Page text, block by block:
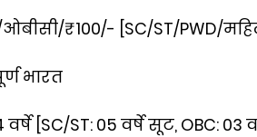
₹100/- [SC/ST/PWD/
भारत
वर्षे [SC/ST: 05 वर्षे सूट, OBC: 03